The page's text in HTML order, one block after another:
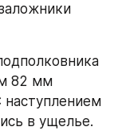
82 мм
в ущелье.